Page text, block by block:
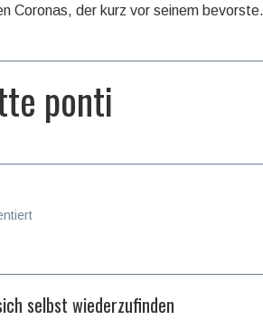
Coronas, der kurz vor seinem
ponti
selbst wiederzufinden